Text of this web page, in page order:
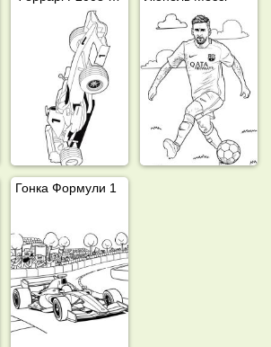
Гонка Формули 1